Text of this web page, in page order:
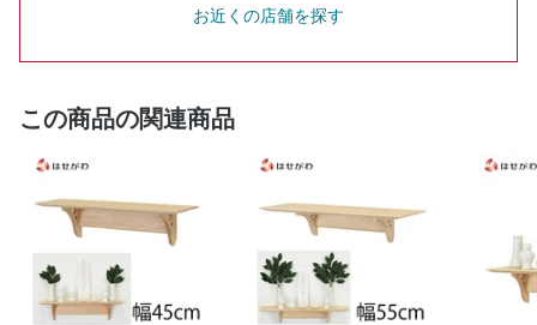
お近くの店舗を探す
この商品の関連商品